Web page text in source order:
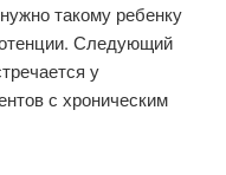
такому ребенку
Следующий
у
с хроническим